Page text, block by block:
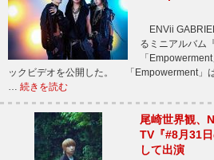
ENVii
るミニアルバム
「
ックビデオを公開した。 「Empowerment」
… 続きを読む
尾崎世界観、
TV『#8月31
して出演